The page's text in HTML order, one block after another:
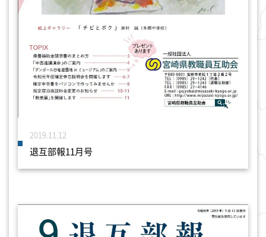
2019.11.12
退互部報11月号